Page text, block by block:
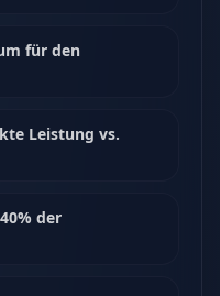
für den
Leistung vs.
der